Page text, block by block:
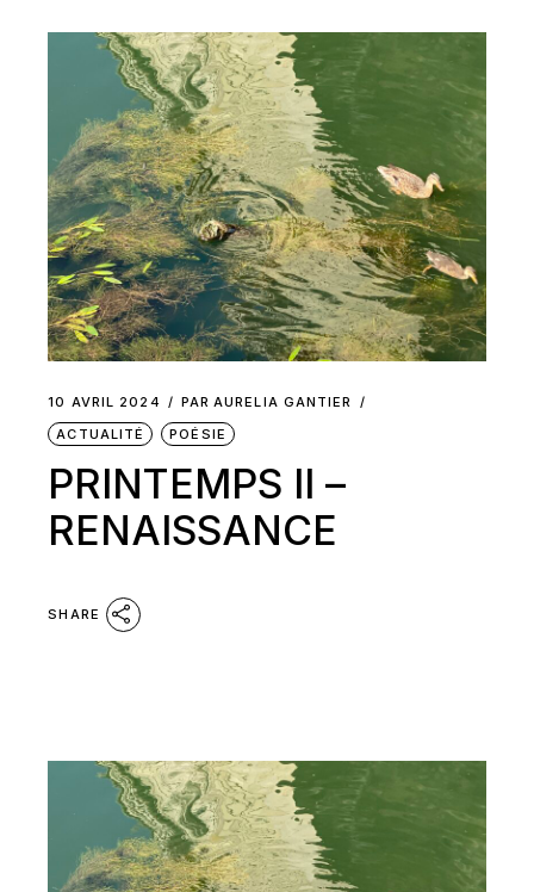
10 AVRIL 2024 PAR AURELIA GANTIER
ACTUALITÉ
POÉSIE
PRINTEMPS II –
RENAISSANCE
SHARE